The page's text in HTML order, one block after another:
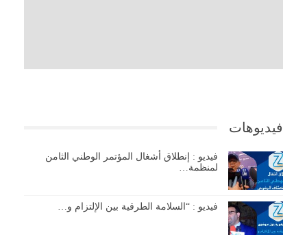
فيديوهات
فيديو : إنطلاق أشغال المؤتمر الوطني الثامن
لمنظمة…
فيديو : “السلامة الطرقية بين الإلتزام و…